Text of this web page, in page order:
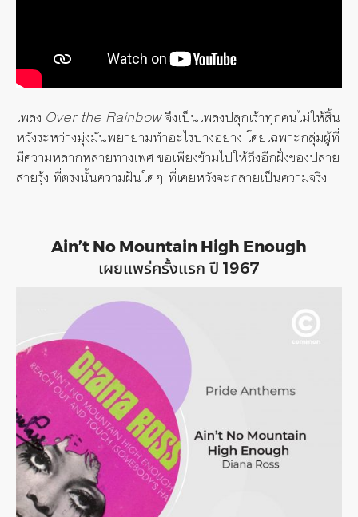
เพลง Over the Rainbowจึงเป็นเพลงปลุกเร้าทุกคนไม่ให้สิ้น
หวังระหว่างมุ่งมั่นพยายามทำอะไรบางอย่าง โดยเฉพาะกลุ่มผู้ที่
มีความหลากหลายทางเพศ ขอเพียงข้ามไปให้ถึงอีกฝั่งของปลาย
สายรุ้ง ที่ตรงนั้นความฝันใดๆ ที่เคยหวังจะกลายเป็นความจริง
Ain’t No Mountain High Enough
เผยแพร่ครั้งแรก ปี 1967